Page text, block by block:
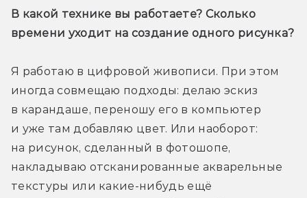
В какой технике вы работаете? Сколько
времени уходит на создание одного рисунка?
Я работаю в цифровой живописи. При этом
иногда совмещаю подходы: делаю эскиз
в карандаше, переношу его в компьютер
и уже там добавляю цвет. Или наоборот:
на рисунок, сделанный в фотошопе,
накладываю отсканированные акварельные
текстуры или какие-нибудь ещё